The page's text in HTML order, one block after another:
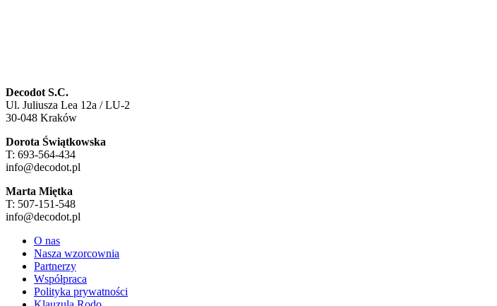
Decodot S.C.
Ul. Juliusza Lea 12a / LU-2
30-048 Kraków
Dorota Świątkowska
T: 693-564-434
info@decodot.pl
Marta Miętka
T: 507-151-548
info@decodot.pl
O nas
Nasza wzorcownia
Partnerzy
Współpraca
Polityka prywatności